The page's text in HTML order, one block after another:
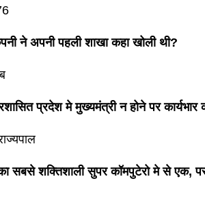
ने अपनी पहली शाखा कहा खोली थी?
प्रदेश मे मुख्यमंत्री न होने पर कार्यभार
सबसे शक्तिशाली सुपर कॉमपुटेरो मे से एक,